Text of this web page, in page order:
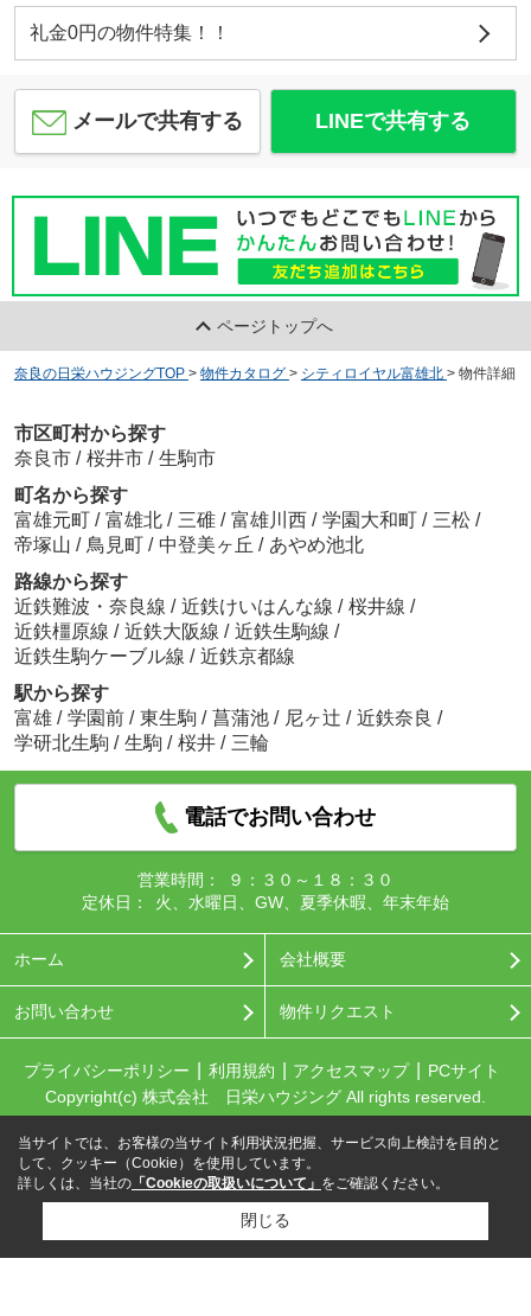
礼金0円の物件特集！！
メールで共有する LINEで共有する
ページトップへ
奈良の日栄ハウジングTOP > 物件カタログ > シティロイヤル富雄北 > 物件詳細
市区町村から探す
奈良市 / 桜井市 / 生駒市
町名から探す
富雄元町 / 富雄北 / 三碓 / 富雄川西 / 学園大和町 / 三松 /
帝塚山 / 鳥見町 / 中登美ヶ丘 / あやめ池北
路線から探す
近鉄難波・奈良線 / 近鉄けいはんな線 / 桜井線 /
近鉄橿原線 / 近鉄大阪線 / 近鉄生駒線 /
近鉄生駒ケーブル線 / 近鉄京都線
駅から探す
富雄 / 学園前 / 東生駒 / 菖蒲池 / 尼ヶ辻 / 近鉄奈良 /
学研北生駒 / 生駒 / 桜井 / 三輪
電話でお問い合わせ
営業時間：
９：３０～１８：３０
定休日：
火、水曜日、GW、夏季休暇、年末年始
ホーム 会社概要
お問い合わせ 物件リクエスト
プライバシーポリシー 利用規約 アクセスマップ
PCサイト
Copyright(c) 株式会社 日栄ハウジング All rights reserved.
当サイトでは、お客様の当サイト利用状況把握、サービス向上検討を目的と
して、クッキー（Cookie）を使用しています。
詳しくは、当社の 「Cookieの取扱いについて」 をご確認ください。
閉じる